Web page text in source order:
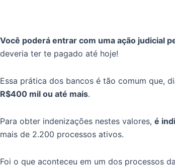
Você poderá entrar com uma ação judicial
deveria ter te pagado até hoje!
Essa prática dos bancos é tão comum que,
R$400 mil ou até mais.
Para obter indenizações nestes valores, é
mais de 2.200 processos ativos.
Foi o que aconteceu em um dos processos